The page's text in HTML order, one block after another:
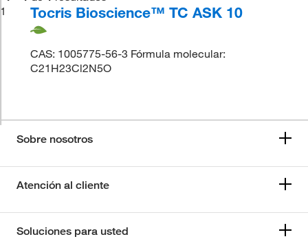
1
Tocris Bioscience™ TC ASK 10
CAS: 1005775-56-3 Fórmula molecular:
C21H23Cl2N5O
Sobre nosotros
Atención al cliente
Soluciones para usted